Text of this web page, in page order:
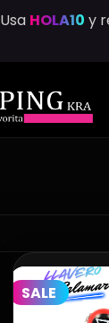
Usa HOLA10 y
SALE